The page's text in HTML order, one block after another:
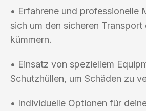
• Erfahrene und professionelle
sich um den sicheren Transport
kümmern.
• Einsatz von speziellem
Schutzhüllen, um Schäden zu
• Individuelle Optionen für